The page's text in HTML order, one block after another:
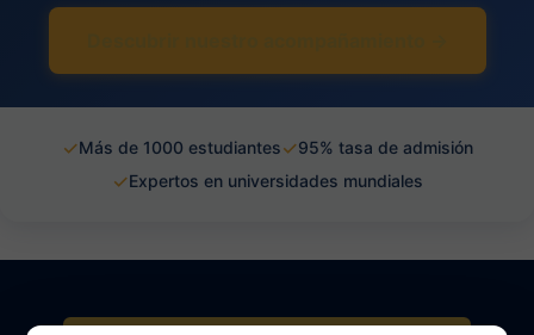
✓Más de 1000 estudiantes✓95% tasa de admisión
✓Expertos en universidades mundiales